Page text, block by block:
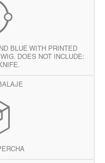
BLUE WITH PRINTED
DOES NOT INCLUDE: